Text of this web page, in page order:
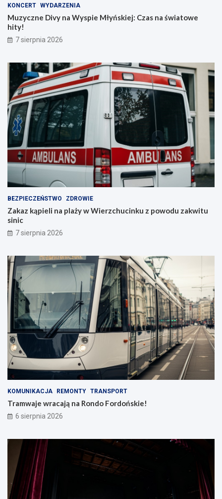
KONCERT WYDARZENIA
Muzyczne Divy na Wyspie Młyńskiej: Czas na światowe
hity!
7 sierpnia 2026
BEZPIECZEŃSTWO ZDROWIE
Zakaz kąpieli na plaży w Wierzchucinku z powodu zakwitu
sinic
7 sierpnia 2026
KOMUNIKACJA REMONTY TRANSPORT
Tramwaje wracają na Rondo Fordońskie!
6 sierpnia 2026